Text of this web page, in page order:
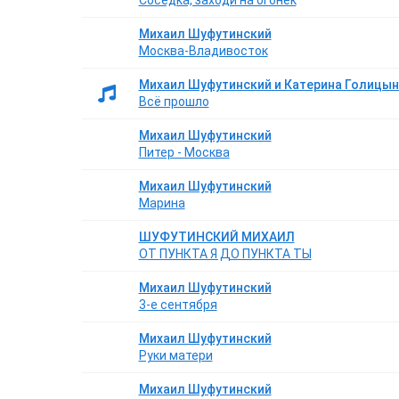
Михаил Шуфутинский
Москва-Владивосток
Михаил Шуфутинский и Катерина
Всё прошло
Михаил Шуфутинский
Питер - Москва
Михаил Шуфутинский
Марина
ШУФУТИНСКИЙ МИХАИЛ
ОТ ПУНКТА Я ДО ПУНКТА ТЫ
Михаил Шуфутинский
3-е сентября
Михаил Шуфутинский
Руки матери
Михаил Шуфутинский